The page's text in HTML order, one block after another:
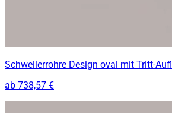
Schwellerrohre Design oval mit Tritt-
ab 738,57 €